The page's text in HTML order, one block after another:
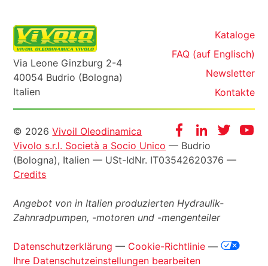
Via Leone Ginzburg 2-4
40054 Budrio (Bologna)
Italien
Kataloge
FAQ (auf Englisch)
Newsletter
Kontakte
FacebookInstagram
Twitter
Informazioni
legali
© 2026Vivoil Oleodinamica
Vivolo s.r.l. Società a Socio Unico — Budrio
(Bologna), Italien — USt-IdNr. IT03542620376 —
Credits
Angebot von in Italien produzierten Hydraulik-
Zahnradpumpen, -motoren und -mengenteiler
Datenschutzerklärung — Cookie-Richtlinie —
Ihre Datenschutzeinstellungen bearbeiten